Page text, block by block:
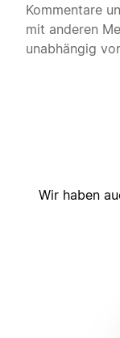
Kommentare
mit anderen
unabhängig
Wir haben